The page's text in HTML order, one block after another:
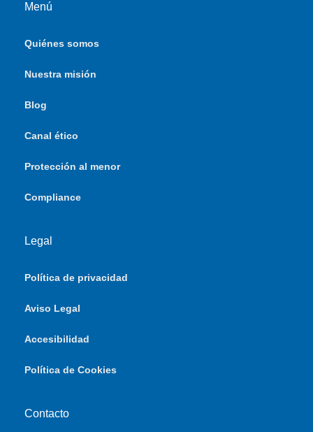
Menú
Quiénes somos
Nuestra misión
Blog
Canal ético
Protección al menor
Compliance
Legal
Política de privacidad
Aviso Legal
Accesibilidad
Política de Cookies
Contacto